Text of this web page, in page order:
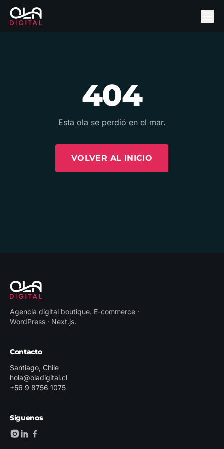
404
Esta ola se perdió en el mar.
VOLVER AL INICIO
Agencia digital boutique. E-commerce ·
WordPress · Next.js.
Contacto
Santiago, Chile
hola@oladigital.cl
+56 9 8756 1075
Síguenos